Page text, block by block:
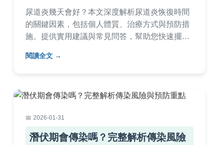
尿道炎幾天會好？本文深度解析尿道炎恢復時間
的關鍵因素，包括個人體質、治療方式與預防措
施。提供實用建議與常見問答，幫助您快速擺脫
閱讀全文
2026-01-31
潛伏期會傳染嗎？完整解析傳染風險